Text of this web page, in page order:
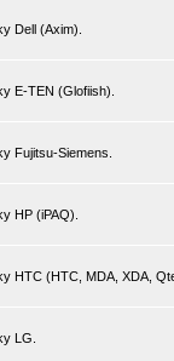
Dell (Axim).
E-TEN (Glofiish).
Fujitsu-Siemens.
HP (iPAQ).
HTC (HTC, MDA, XDA,
LG.